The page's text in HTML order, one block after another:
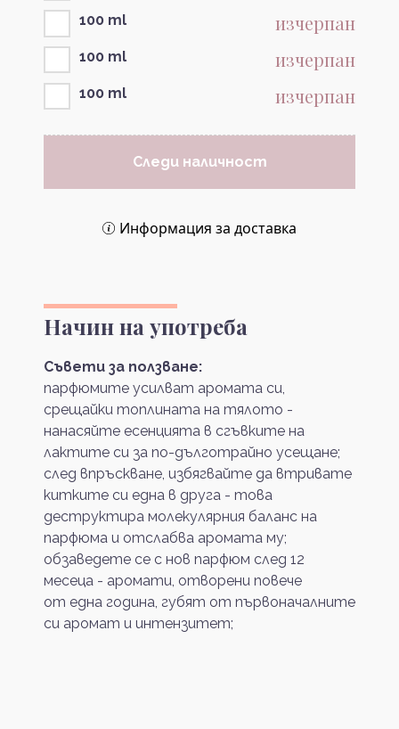
100 ml изчерпан
100 ml изчерпан
100 ml изчерпан
Следи наличност
Информация за доставка
Начин на употреба
Съвети за ползване:
парфюмите усилват аромата си,
срещайки топлината на тялото -
нанасяйте есенцията в сгъвките на
лактите си за по-дълготрайно усещане;
след впръскване, избягвайте да втривате
китките си една в друга - това
деструктира молекулярния баланс на
парфюма и отслабва аромата му;
обзаведете се с нов парфюм след 12
месеца - аромати, отворени повече
от една година, губят от първоначалните
си аромат и интензитет;